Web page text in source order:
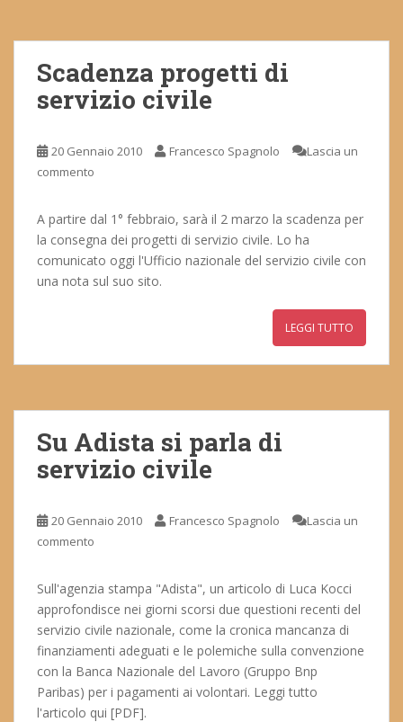
Scadenza progetti di
servizio civile
20 Gennaio 2010 Francesco Spagnolo
Lascia un
commento
A partire dal 1° febbraio, sarà il 2 marzo la scadenza per
la consegna dei progetti di servizio civile. Lo ha
comunicato oggi l'Ufficio nazionale del servizio civile con
una nota sul suo sito.
LEGGI TUTTO
Su Adista si parla di
servizio civile
20 Gennaio 2010 Francesco Spagnolo
Lascia un
commento
Sull'agenzia stampa "Adista", un articolo di Luca Kocci
approfondisce nei giorni scorsi due questioni recenti del
servizio civile nazionale, come la cronica mancanza di
finanziamenti adeguati e le polemiche sulla convenzione
con la Banca Nazionale del Lavoro (Gruppo Bnp
Paribas) per i pagamenti ai volontari. Leggi tutto
l'articolo qui [PDF].